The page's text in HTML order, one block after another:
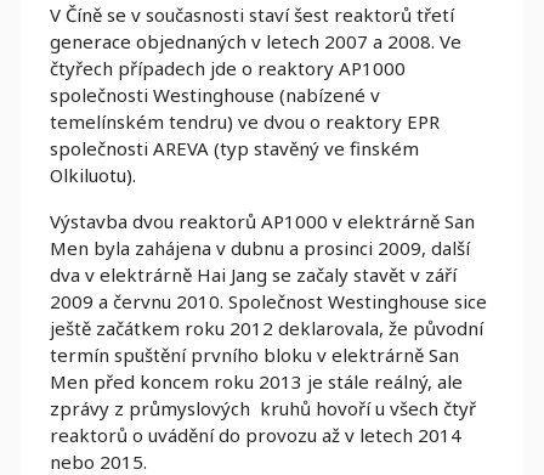
V Číně se v současnosti staví šest reaktorů třetí
generace objednaných v letech 2007 a 2008. Ve
čtyřech případech jde o reaktory AP1000
společnosti Westinghouse (nabízené v
temelínském tendru) ve dvou o reaktory EPR
společnosti AREVA (typ stavěný ve finském
Olkiluotu).
Výstavba dvou reaktorů AP1000 v elektrárně San
Men byla zahájena v dubnu a prosinci 2009, další
dva v elektrárně Hai Jang se začaly stavět v září
2009 a červnu 2010. Společnost Westinghouse sice
ještě začátkem roku 2012 deklarovala, že původní
termín spuštění prvního bloku v elektrárně San
Men před koncem roku 2013 je stále reálný, ale
zprávy z průmyslových kruhů hovoří u všech čtyř
reaktorů o uvádění do provozu až v letech 2014
nebo 2015.